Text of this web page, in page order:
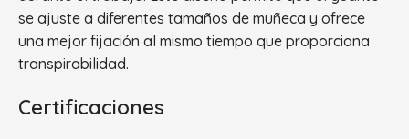
se ajuste a diferentes tamaños de muñeca y ofrece
una mejor fijación al mismo tiempo que proporciona
transpirabilidad.
Certificaciones